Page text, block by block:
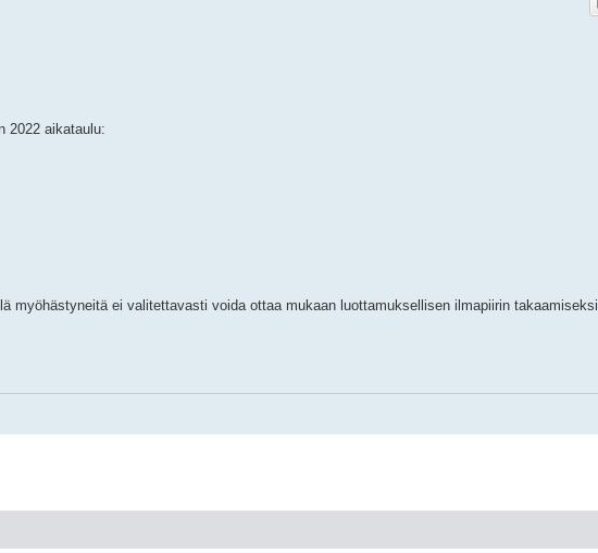
2022 aikataulu:
myöhästyneitä ei valitettavasti voida ottaa mukaan luottamuksellisen ilmapiirin takaamiseksi.